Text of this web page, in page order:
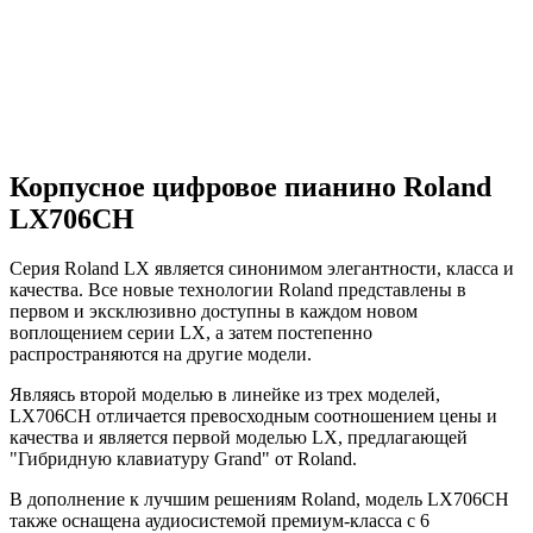
Корпусное цифровое пианино Roland
LX706CH
Серия Roland LX является синонимом элегантности, класса и
качества. Все новые технологии Roland представлены в
первом и эксклюзивно доступны в каждом новом
воплощением серии LX, а затем постепенно
распространяются на другие модели.
Являясь второй моделью в линейке из трех моделей,
LX706CH отличается превосходным соотношением цены и
качества и является первой моделью LX, предлагающей
"Гибридную клавиатуру Grand" от Roland.
В дополнение к лучшим решениям Roland, модель LX706CH
также оснащена аудиосистемой премиум-класса с 6